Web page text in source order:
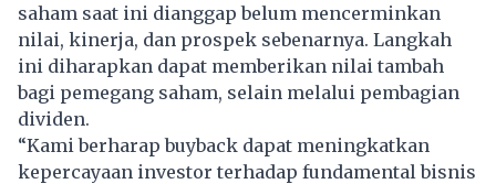
saham saat ini dianggap belum mencerminkan
nilai, kinerja, dan prospek sebenarnya. Langkah
ini diharapkan dapat memberikan nilai tambah
bagi pemegang saham, selain melalui pembagian
dividen.
“Kami berharap buyback dapat meningkatkan
kepercayaan investor terhadap fundamental bisnis